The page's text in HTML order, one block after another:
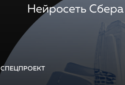
СПЕЦПРОЕКТ
Нейросеть